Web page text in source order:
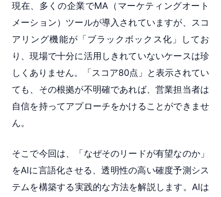
現在、多くの企業でMA（マーケティングオート
メーション）ツールが導入されていますが、スコ
アリング機能が「ブラックボックス化」してお
り、現場で十分に活用しきれていないケースは珍
しくありません。「スコア80点」と表示されてい
ても、その根拠が不明確であれば、営業担当者は
自信を持ってアプローチをかけることができませ
ん。
そこで今回は、「なぜそのリードが有望なのか」
をAIに言語化させる、透明性の高い確度予測シス
テムを構築する実践的な方法を解説します。AIは